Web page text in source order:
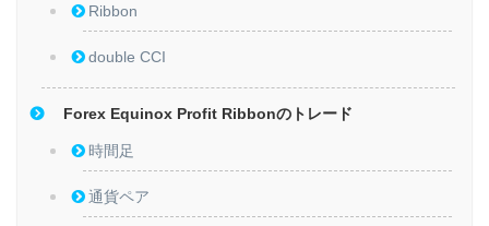
Ribbon
double CCI
Forex Equinox Profit Ribbonのトレード
時間足
通貨ペア